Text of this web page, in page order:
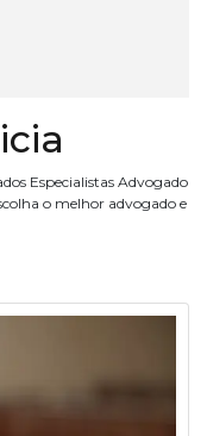
Especialistas Advogado
o melhor advogado e